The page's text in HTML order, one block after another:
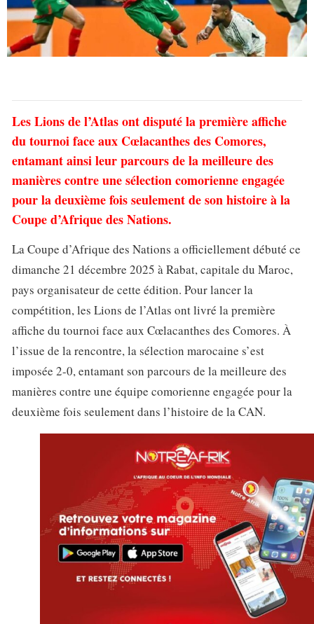
Les Lions de l’Atlas ont disputé la première affiche
du tournoi face aux Cœlacanthes des Comores,
entamant ainsi leur parcours de la meilleure des
manières contre une sélection comorienne engagée
pour la deuxième fois seulement de son histoire à la
Coupe d’Afrique des Nations.
La Coupe d’Afrique des Nations a officiellement débuté ce
dimanche 21 décembre 2025 à Rabat, capitale du Maroc,
pays organisateur de cette édition. Pour lancer la
compétition, les Lions de l’Atlas ont livré la première
affiche du tournoi face aux Cœlacanthes des Comores. À
l’issue de la rencontre, la sélection marocaine s’est
imposée 2-0, entamant son parcours de la meilleure des
manières contre une équipe comorienne engagée pour la
deuxième fois seulement dans l’histoire de la CAN.